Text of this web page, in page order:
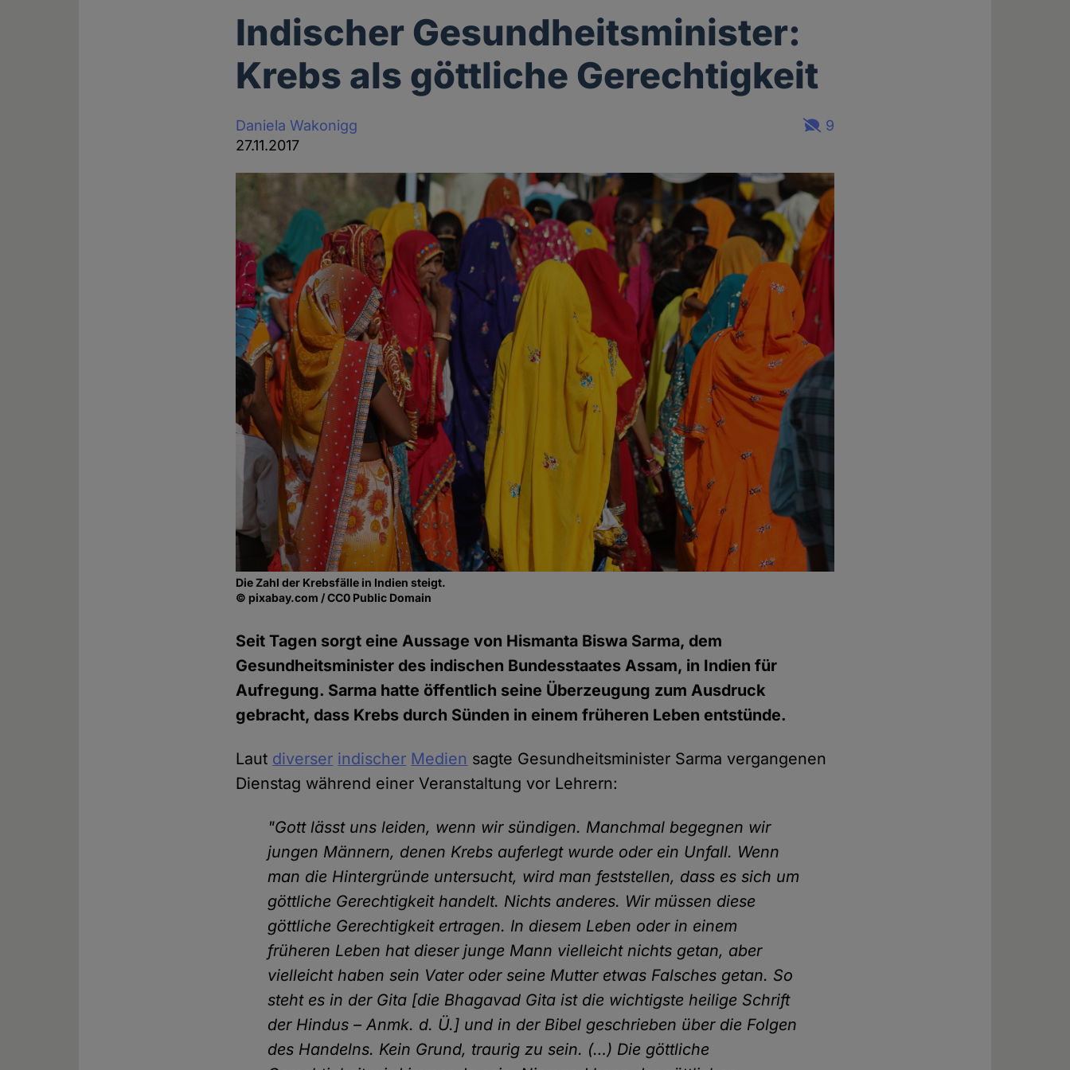
Indischer Gesundheitsminister:
Krebs als göttliche Gerechtigkeit
Daniela Wakonigg
27.11.2017
9
Die Zahl der Krebsfälle in Indien steigt.
© pixabay.com / CC0 Public Domain
Seit Tagen sorgt eine Aussage von Hismanta Biswa Sarma, dem
Gesundheitsminister des indischen Bundesstaates Assam, in Indien für
Aufregung. Sarma hatte öffentlich seine Überzeugung zum Ausdruck
gebracht, dass Krebs durch Sünden in einem früheren Leben entstünde.
Laut diverser indischer Medien sagte Gesundheitsminister Sarma vergangenen
Dienstag während einer Veranstaltung vor Lehrern:
"Gott lässt uns leiden, wenn wir sündigen. Manchmal begegnen wir
jungen Männern, denen Krebs auferlegt wurde oder ein Unfall. Wenn
man die Hintergründe untersucht, wird man feststellen, dass es sich um
göttliche Gerechtigkeit handelt. Nichts anderes. Wir müssen diese
göttliche Gerechtigkeit ertragen. In diesem Leben oder in einem
früheren Leben hat dieser junge Mann vielleicht nichts getan, aber
vielleicht haben sein Vater oder seine Mutter etwas Falsches getan. So
steht es in der Gita [die Bhagavad Gita ist die wichtigste heilige Schrift
der Hindus – Anmk. d. Ü.] und in der Bibel geschrieben über die Folgen
des Handelns. Kein Grund, traurig zu sein. (…) Die göttliche